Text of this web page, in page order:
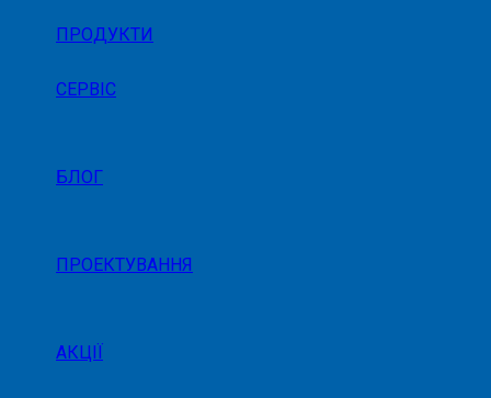
ПРОДУКТИ
СЕРВІС
БЛОГ
ПРОЕКТУВАННЯ
АКЦІЇ